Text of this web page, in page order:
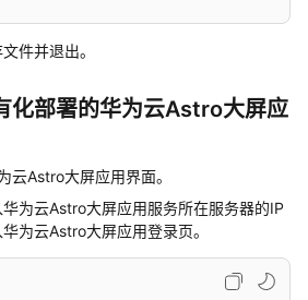
件并退出。
化部署的华为云Astro大屏应
云Astro大屏应用界面。
为云Astro大屏应用服务所在服务器的IP
为云Astro大屏应用登录页。